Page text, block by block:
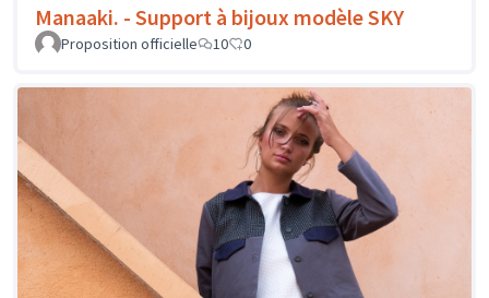
Manaaki. - Support à bijoux modèle SKY
Proposition officielle 10 0